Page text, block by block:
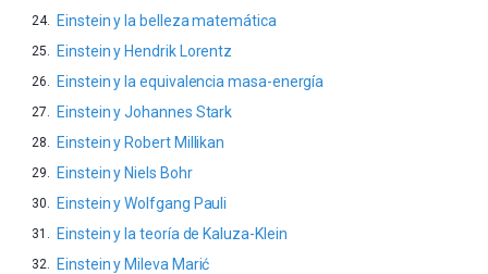
Einstein y la belleza matemática
Einstein y Hendrik Lorentz
Einstein y la equivalencia masa-energía
Einstein y Johannes Stark
Einstein y Robert Millikan
Einstein y Niels Bohr
Einstein y Wolfgang Pauli
Einstein y la teoría de Kaluza-Klein
Einstein y Mileva Marić